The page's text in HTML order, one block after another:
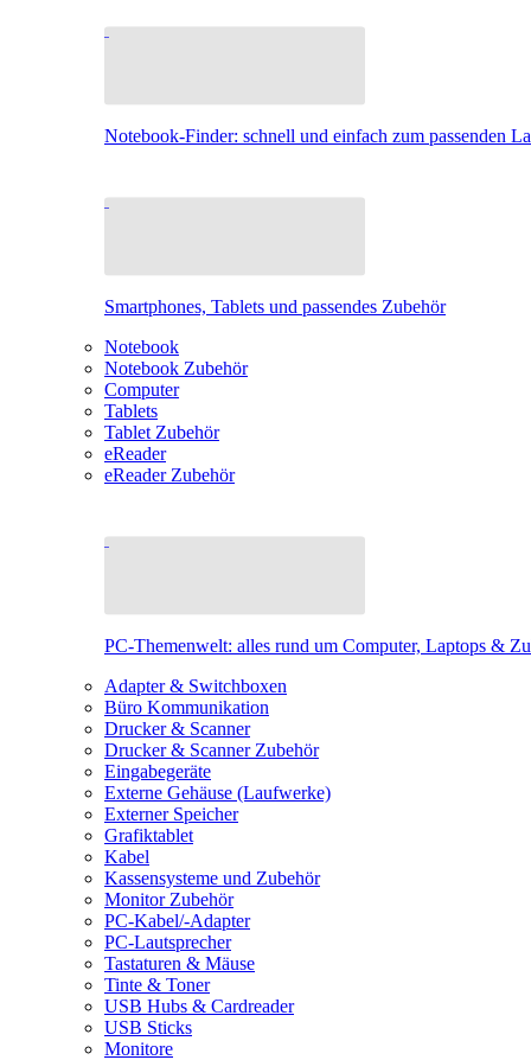
Notebook-Finder: schnell und einfach zum passenden
Smartphones, Tablets und passendes Zubehör
Notebook
Notebook Zubehör
Computer
Tablets
Tablet Zubehör
eReader
eReader Zubehör
PC-Themenwelt: alles rund um Computer, Laptops &
Adapter & Switchboxen
Büro Kommunikation
Drucker & Scanner
Drucker & Scanner Zubehör
Eingabegeräte
Externe Gehäuse (Laufwerke)
Externer Speicher
Grafiktablet
Kabel
Kassensysteme und Zubehör
Monitor Zubehör
PC-Kabel/-Adapter
PC-Lautsprecher
Tastaturen & Mäuse
Tinte & Toner
USB Hubs & Cardreader
USB Sticks
Monitore